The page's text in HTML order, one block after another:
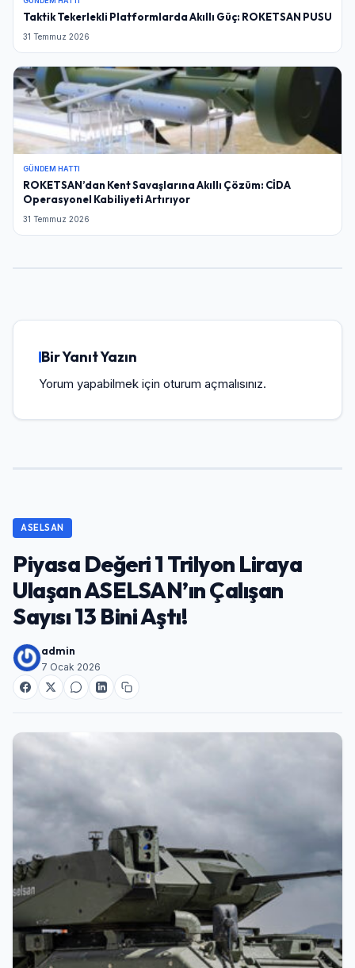
Taktik Tekerlekli Platformlarda Akıllı Güç: ROKETSAN PUSU
31 Temmuz 2026
GÜNDEM HATTI
ROKETSAN’dan Kent Savaşlarına Akıllı Çözüm: CİDA
Operasyonel Kabiliyeti Artırıyor
31 Temmuz 2026
Bir Yanıt Yazın
Yorum yapabilmek için oturum açmalısınız.
ASELSAN
Piyasa Değeri 1 Trilyon Liraya
Ulaşan ASELSAN’ın Çalışan
Sayısı 13 Bini Aştı!
admin
7 Ocak 2026
Şifre
Beni Hatırla Şifremi Unuttum
Giriş Yap